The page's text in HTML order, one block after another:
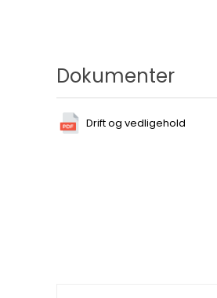
Dokumenter
Drift og vedligehold